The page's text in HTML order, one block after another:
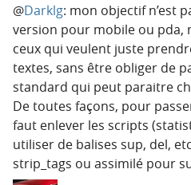
@Darklg: mon objectif n’est
version pour mobile ou pda,
ceux qui veulent juste
textes, sans être obliger de
standard qui peut paraitre
De toutes façons, pour
faut enlever les scripts
utiliser de balises sup, del,
strip_tags ou assimilé pour